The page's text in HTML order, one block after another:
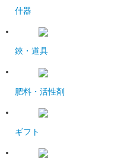
什器
鋏・道具
肥料・活性剤
ギフト